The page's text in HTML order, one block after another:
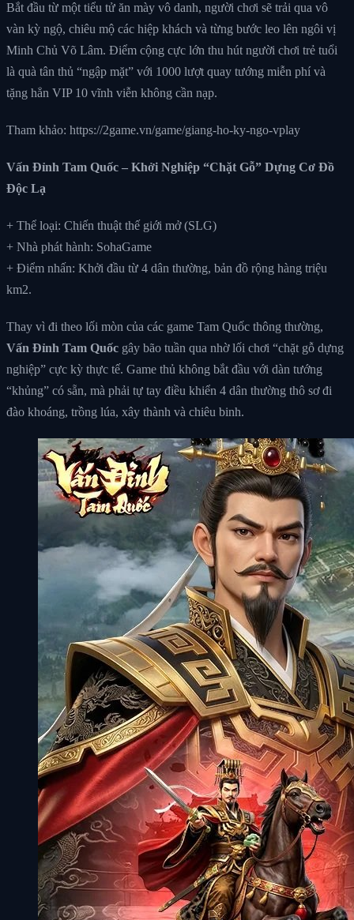
Bắt đầu từ một tiểu tử ăn mày vô danh, người chơi sẽ trải qua vô
vàn kỳ ngộ, chiêu mộ các hiệp khách và từng bước leo lên ngôi vị
Minh Chủ Võ Lâm. Điểm cộng cực lớn thu hút người chơi trẻ tuổi
là quà tân thủ “ngập mặt” với 1000 lượt quay tướng miễn phí và
tặng hẳn VIP 10 vĩnh viễn không cần nạp.
Tham khảo: https://2game.vn/game/giang-ho-ky-ngo-vplay
Vấn Đỉnh Tam Quốc – Khởi Nghiệp “Chặt Gỗ” Dựng Cơ Đồ
Độc Lạ
+ Thể loại: Chiến thuật thế giới mở (SLG)
+ Nhà phát hành: SohaGame
+ Điểm nhấn: Khởi đầu từ 4 dân thường, bản đồ rộng hàng triệu
km2.
Thay vì đi theo lối mòn của các game Tam Quốc thông thường,
Vấn Đỉnh Tam Quốc gây bão tuần qua nhờ lối chơi “chặt gỗ dựng
nghiệp” cực kỳ thực tế. Game thủ không bắt đầu với dàn tướng
“khủng” có sẵn, mà phải tự tay điều khiển 4 dân thường thô sơ đi
đào khoáng, trồng lúa, xây thành và chiêu binh.